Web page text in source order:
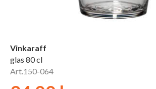
Vinkaraff
glas 80 cl
Art.150-064